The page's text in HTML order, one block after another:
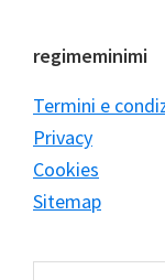
regimeminimi
Termini e
Privacy
Cookies
Sitemap